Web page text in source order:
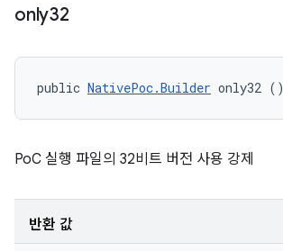
only32
public NativePoc.Builder only32 ()
PoC 실행 파일의 32비트 버전 사용 강제
반환 값